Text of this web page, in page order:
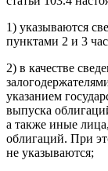
1) указываются
пунктами 2 и 3
2) в качестве
указанием
выпуска
а также иные
облигаций. При
не указываются;